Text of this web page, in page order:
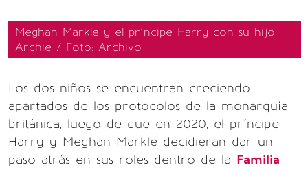
Meghan Markle y el príncipe Harry con su hijo
Archie / Foto: Archivo
Los dos niños se encuentran creciendo
apartados de los protocolos de la monarquía
británica, luego de que en 2020, el príncipe
Harry y Meghan Markle decidieran dar un
paso atrás en sus roles dentro de la Familia